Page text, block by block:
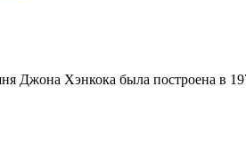
Джона Хэнкока была построена в